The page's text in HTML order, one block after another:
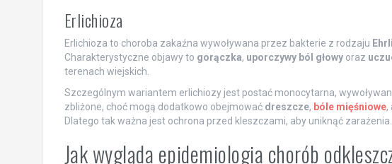
Erlichioza
Erlichioza to choroba zakaźna wywoływana przez bakterie z rodzaju
Charakterystyczne objawy to gorączka, uporczywy ból głowyoraz
terenach wiejskich.
Szczególnym wariantem erlichiozy jest postać monocytarna,
zbliżone, choć mogą dodatkowo obejmować dreszcze, bóle mięśniowe,
Dlatego tak ważna jest ochrona przed kleszczami, aby uniknąć zarażenia.
Jak wygląda epidemiologia chorób